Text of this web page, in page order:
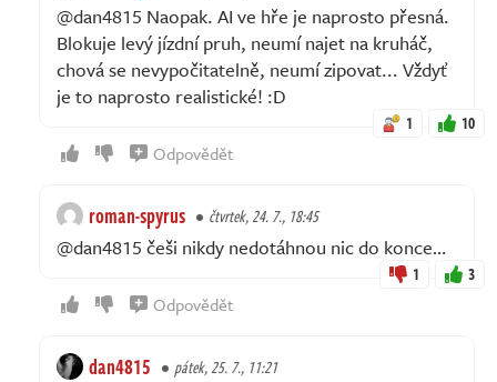
@dan4815 Naopak. AI ve hře je naprosto přesná.
Blokuje levý jízdní pruh, neumí najet na kruháč,
chová se nevypočitatelně, neumí zipovat... Vždyť
je to naprosto realistické! :D
1 10
Odpovědět
roman-spyrus čtvrtek, 24. 7., 18:45
@dan4815 češi nikdy nedotáhnou nic do konce…
1 3
Odpovědět
dan4815 pátek, 25. 7., 11:21